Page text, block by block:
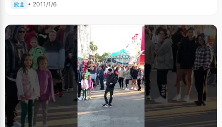
歌曲 • 2011/1/6